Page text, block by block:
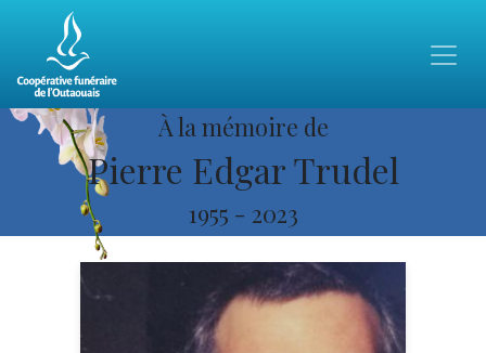
À la mémoire de
Pierre Edgar Trudel
1955 - 2023